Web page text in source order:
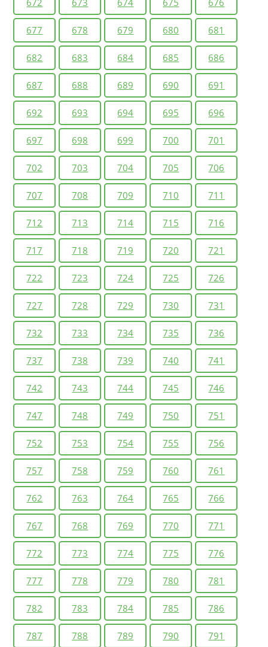
672 673 674 675 676
677 678 679 680 681
682 683 684 685 686
687 688 689 690 691
692 693 694 695 696
697 698 699 700 701
702 703 704 705 706
707 708 709 710 711
712 713 714 715 716
717 718 719 720 721
722 723 724 725 726
727 728 729 730 731
732 733 734 735 736
737 738 739 740 741
742 743 744 745 746
747 748 749 750 751
752 753 754 755 756
757 758 759 760 761
762 763 764 765 766
767 768 769 770 771
772 773 774 775 776
777 778 779 780 781
782 783 784 785 786
787 788 789 790 791